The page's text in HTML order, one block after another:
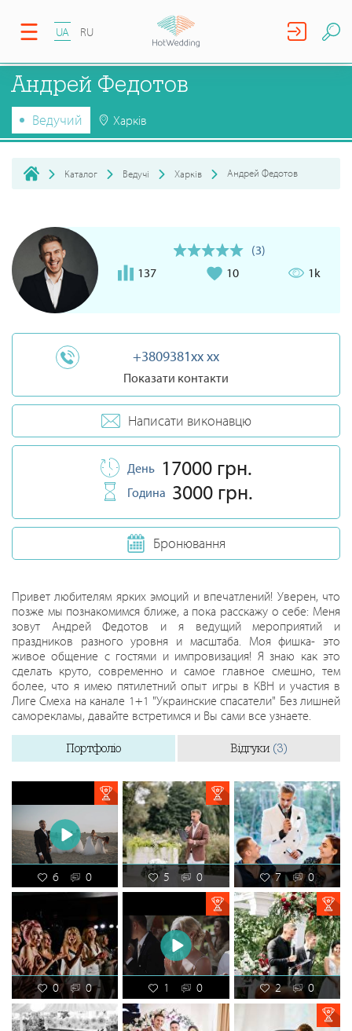
UA RU
Андрей Федотов
Ведучий Харків
Каталог Ведучі Харків Андрей Федотов
(3)
137
10 1k
+3809381xx xx
Показати контакти
Написати виконавцю
День 17000 грн.
Година 3000 грн.
Бронювання
Привет любителям ярких эмоций и впечатлений! Уверен, что
позже мы познакомимся ближе, а пока расскажу о себе: Меня
зовут Андрей Федотов и я ведущий мероприятий и
праздников разного уровня и масштаба. Моя фишка- это
живое общение с гостями и импровизация! Я знаю как это
сделать круто, современно и самое главное смешно, тем
более, что я имею пятилетний опыт игры в КВН и участия в
Лиге Смеха на канале 1+1 "Украинские спасатели" Без лишней
саморекламы, давайте встретимся и Вы сами все узнаете.
Портфоліо Відгуки (3)
6 0 5 0 7 0
0 0 1 0 2 0